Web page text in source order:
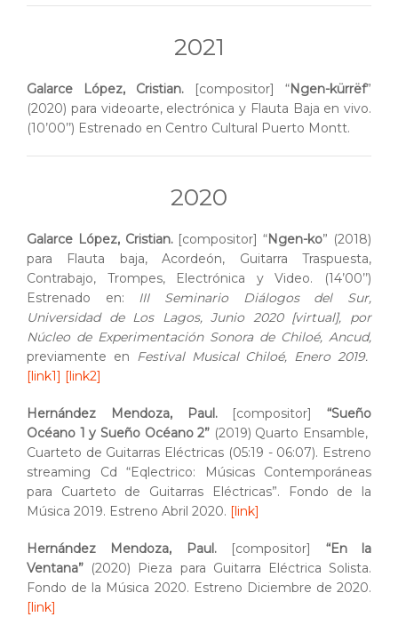
2021
Galarce López, Cristian. [compositor] “Ngen-kürrëf”
(2020) para videoarte, electrónica y Flauta Baja en vivo.
(10’00’’) Estrenado en Centro Cultural Puerto Montt.
2020
Galarce López, Cristian. [compositor] “Ngen-ko” (2018)
para Flauta baja, Acordeón, Guitarra Traspuesta,
Contrabajo, Trompes, Electrónica y Video. (14’00’’)
Estrenado en: III Seminario Diálogos del Sur,
Universidad de Los Lagos, Junio 2020 [virtual], por
Núcleo de Experimentación Sonora de Chiloé, Ancud,
previamente en Festival Musical Chiloé, Enero 2019.
[link1] [link2]
Hernández Mendoza, Paul.[compositor] “Sueño
Océano 1 y Sueño Océano 2” (2019) Quarto Ensamble,
Cuarteto de Guitarras Eléctricas (05:19 - 06:07). Estreno
streaming Cd “Eqlectrico: Músicas Contemporáneas
para Cuarteto de Guitarras Eléctricas”. Fondo de la
Música 2019. Estreno Abril 2020. [link]
Hernández Mendoza, Paul.[compositor] “En la
Ventana” (2020) Pieza para Guitarra Eléctrica Solista.
Fondo de la Música 2020. Estreno Diciembre de 2020.
[link]